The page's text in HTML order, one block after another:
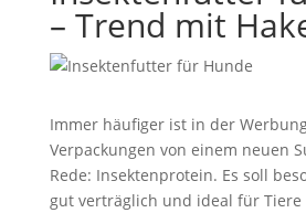
– Trend mit
Immer häufiger ist in der
Verpackungen von einem neuen
Rede: Insektenprotein. Es soll
gut verträglich und ideal für